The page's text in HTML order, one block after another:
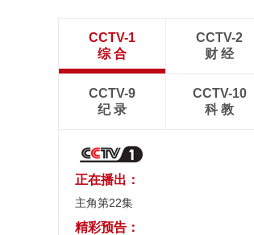
CCTV-1
综 合
CCTV-2
财 经
CCTV-9
纪 录
CCTV-10
科 教
正在播出：
主角第22集
精彩预告：